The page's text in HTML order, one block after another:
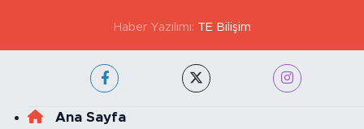
Haber Yazılımı: TE Bilişim
Ana Sayfa